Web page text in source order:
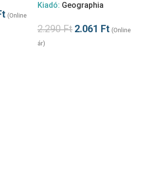
(Online
Kiadó: Geographia
2.290Ft 2.061 Ft (Online
ár)